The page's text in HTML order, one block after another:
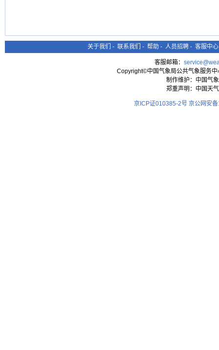
关于我们 - 联系我们 - 帮助 - 人员招聘 - 客服中心
客服邮箱：
Copyright©中国气象局公共气象服务
制作维护：中国气
郑重声明：中国天
京ICP证010385-2号 京公网安